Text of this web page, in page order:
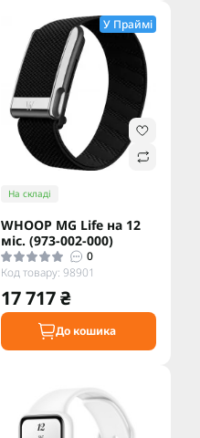
У Праймі
На складі
WHOOP MG Life на 12
міс. (973-002-000)
0
Код товару: 98901
17 717 ₴
До кошика